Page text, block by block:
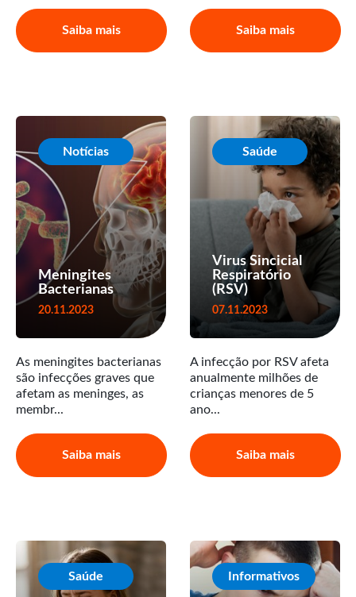
Saiba mais Saiba mais
Notícias
Meningites
Bacterianas
20.11.2023
As meningites bacterianas
são infecções graves que
afetam as meninges, as
membr...
Saiba mais
Saúde
Virus Sincicial
Respiratório
(RSV)
07.11.2023
A infecção por RSV afeta
anualmente milhões de
crianças menores de 5
ano...
Saiba mais
Saúde Informativos